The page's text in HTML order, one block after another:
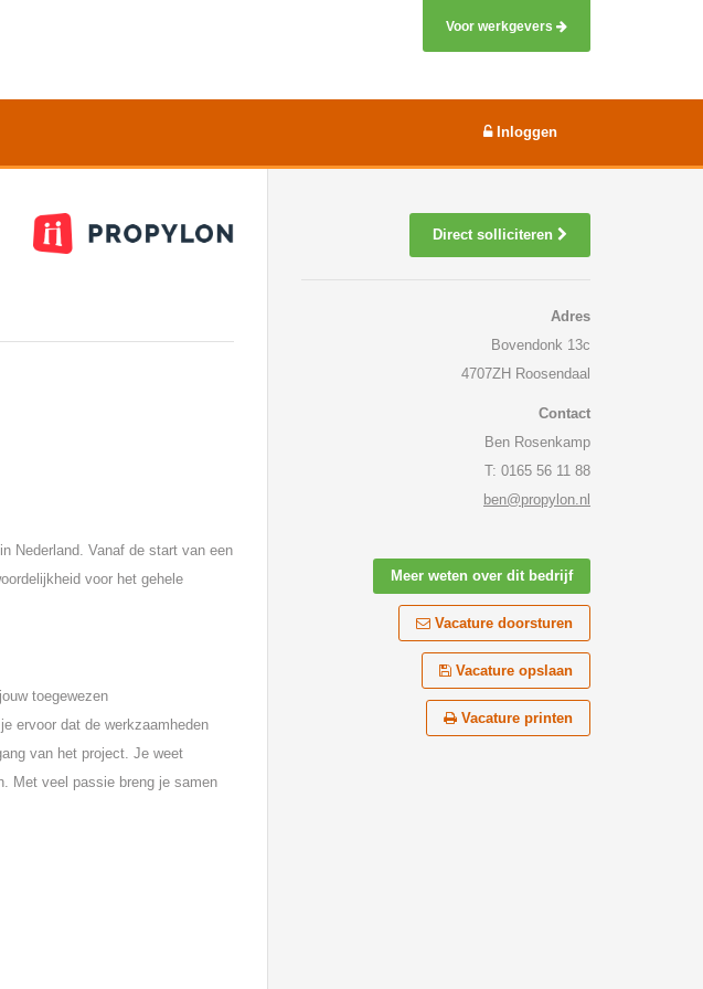
Voor werkgevers
Inloggen
Nederland. Vanaf de start van een
voor het gehele
toegewezen
ervoor dat de werkzaamheden
van het project. Je weet
Met veel passie breng je samen
Direct solliciteren
Adres
Bovendonk 13c
4707ZH Roosendaal
Contact
Ben Rosenkamp
T: 0165 56 11 88
ben@propylon.nl
Meer weten over dit bedrijf
Vacature doorsturen
Vacature opslaan
Vacature printen